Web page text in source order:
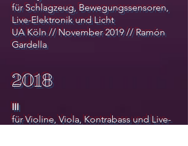
für Schlagzeug, Bewegungssensoren,
Live-Elektronik und Licht
UA Köln // November 2019 // Ramón
Gardella
2018
III
für Violine, Viola, Kontrabass und Live-